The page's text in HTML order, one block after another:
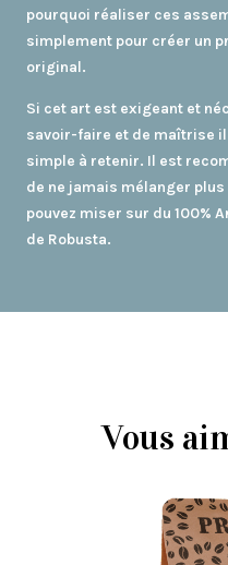
pourquoi réaliser ces
simplement pour créer un
original.
Si cet art est exigeant et
savoir-faire et de maîtrise
simple à retenir. Il est
de ne jamais mélanger
pouvez miser sur du 100%
de Robusta.
Vous